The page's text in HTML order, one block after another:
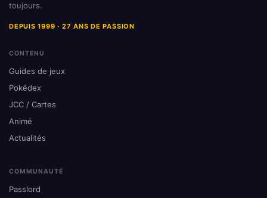
toujours.
DEPUIS 1999 · 27 ANS DE PASSION
CONTENU
Guides de jeux
Pokédex
JCC / Cartes
Animé
Actualités
COMMUNAUTÉ
Passlord